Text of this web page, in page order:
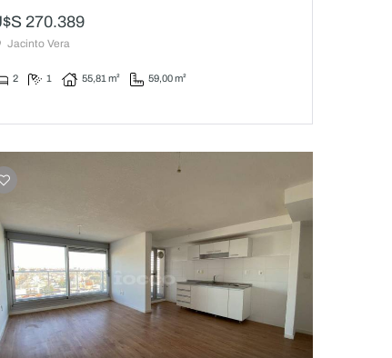
270.389
Jacinto Vera
2 1 55,81 m² 59,00 m²